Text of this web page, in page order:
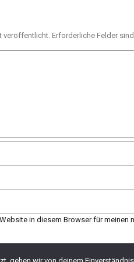
veröffentlicht. Erforderliche Felder
in diesem Browser für meinen